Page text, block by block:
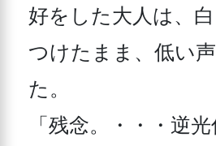
好をした大人は、
つけたまま、低い
た。
「残念。・・・逆